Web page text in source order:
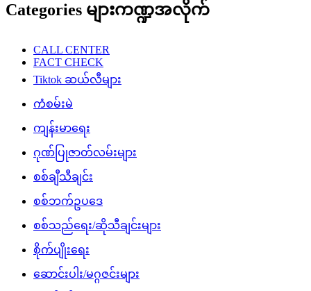
Categories များကဏ္ဍအလိုက်
CALL CENTER
FACT CHECK
Tiktok ဆယ်လီများ
ကံစမ်းမဲ
ကျန်းမာရေး
ဂုဏ်ပြုဇာတ်လမ်းများ
စစ်ချီသီချင်း
စစ်ဘက်ဥပဒေ
စစ်သည်ရေး/ဆိုသီချင်းများ
စိုက်ပျိုးရေး
ဆောင်းပါး/မဂ္ဂဇင်းများ